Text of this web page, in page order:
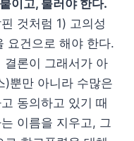
이고, 불러야 한다.
것처럼 1) 고의성
요건으로 해야 한다.
결론이 그래서가 아
)뿐만 아니라 수많은
동의하고 있기 때
이름을 지우고, 그